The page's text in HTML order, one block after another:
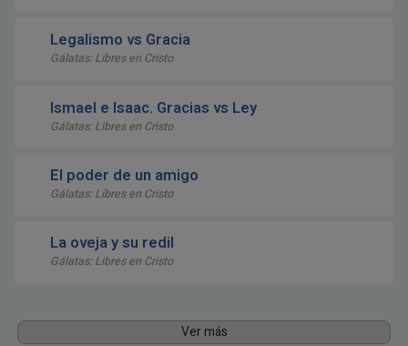
Legalismo vs Gracia
Gálatas: Libres en Cristo
Ismael e Isaac. Gracias vs Ley
Gálatas: Libres en Cristo
El poder de un amigo
Gálatas: Libres en Cristo
La oveja y su redil
Gálatas: Libres en Cristo
Ver más